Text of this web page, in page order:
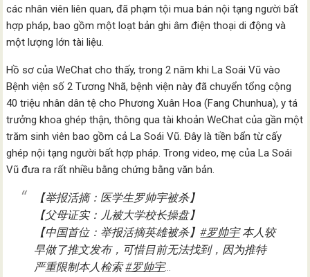
các nhân viên liên quan, đã phạm tội mua bán nội tạng người bất
hợp pháp, bao gồm một loạt bản ghi âm điện thoại di động và
một lượng lớn tài liệu.
Hồ sơ của WeChat cho thấy, trong 2 năm khi La Soái Vũ vào
Bệnh viện số 2 Tương Nhã, bệnh viện này đã chuyển tổng cộng
40 triệu nhân dân tệ cho Phương Xuân Hoa (Fang Chunhua), y tá
trưởng khoa ghép thận, thông qua tài khoản WeChat của gần một
trăm sinh viên bao gồm cả La Soái Vũ. Đây là tiền bẩn từ cấy
ghép nội tạng người bất hợp pháp. Trong video, mẹ của La Soái
Vũ đưa ra rất nhiều bằng chứng bằng văn bản.
【举报活摘：医学生罗帅宇被杀】
【父母证实：儿被大学校长操盘】
【中国首位：举报活摘英雄被杀】#罗帅宇本人较
早做了推文发布，可惜目前无法找到，因为推特
严重限制本人检索#罗帅宇…